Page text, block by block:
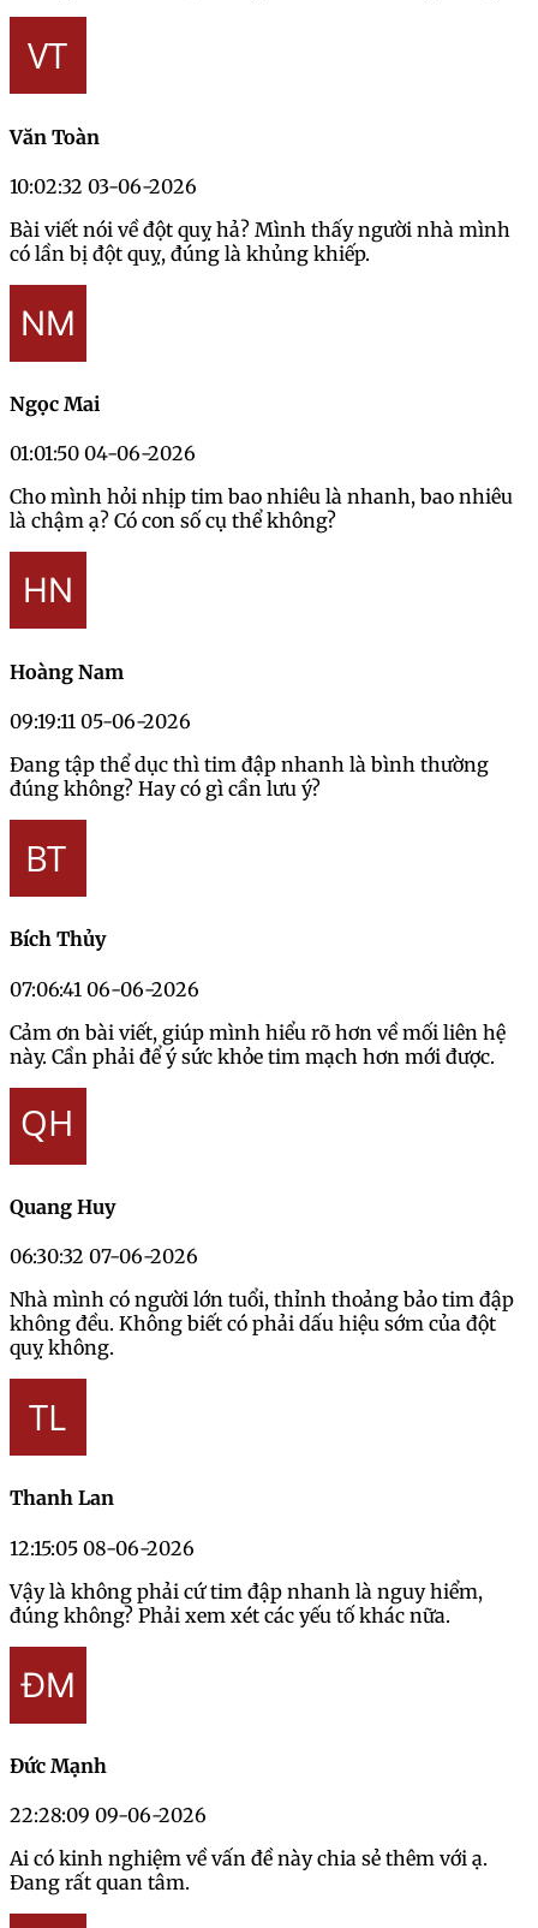
Văn Toàn
10:02:32 03-06-2026
Bài viết nói về đột quỵ hả? Mình thấy người nhà mình
có lần bị đột quỵ, đúng là khủng khiếp.
Ngọc Mai
01:01:50 04-06-2026
Cho mình hỏi nhịp tim bao nhiêu là nhanh, bao nhiêu
là chậm ạ? Có con số cụ thể không?
Hoàng Nam
09:19:11 05-06-2026
Đang tập thể dục thì tim đập nhanh là bình thường
đúng không? Hay có gì cần lưu ý?
Bích Thủy
07:06:41 06-06-2026
Cảm ơn bài viết, giúp mình hiểu rõ hơn về mối liên hệ
này. Cần phải để ý sức khỏe tim mạch hơn mới được.
Quang Huy
06:30:32 07-06-2026
Nhà mình có người lớn tuổi, thỉnh thoảng bảo tim đập
không đều. Không biết có phải dấu hiệu sớm của đột
quỵ không.
Thanh Lan
12:15:05 08-06-2026
Vậy là không phải cứ tim đập nhanh là nguy hiểm,
đúng không? Phải xem xét các yếu tố khác nữa.
Đức Mạnh
22:28:09 09-06-2026
Ai có kinh nghiệm về vấn đề này chia sẻ thêm với ạ.
Đang rất quan tâm.